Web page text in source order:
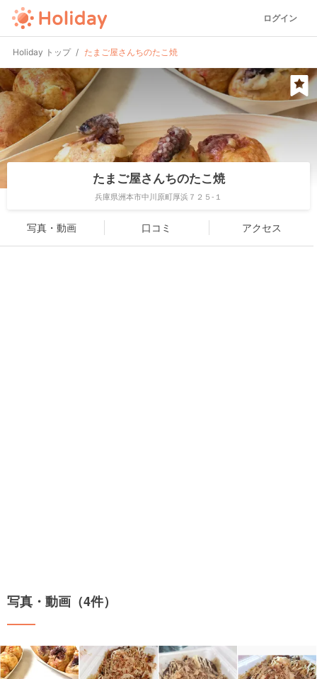
ログイン
Holiday トップ たまご屋さんちのたこ焼
たまご屋さんちのたこ焼
兵庫県洲本市中川原町厚浜７２５-１
写真・動画 口コミ アクセス
写真・動画（4件）